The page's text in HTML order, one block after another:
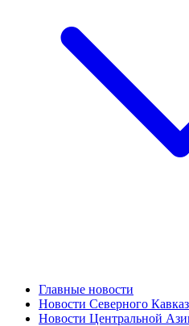
Главные новости
Новости Северного
Новости Центральной